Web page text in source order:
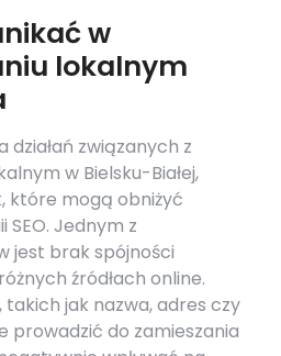
w
lokalnym
działań związanych z
w Bielsku-Białej,
które mogą obniżyć
Jednym z
jest brak spójności
źródłach online.
jak nazwa, adres czy
prowadzić do zamieszania